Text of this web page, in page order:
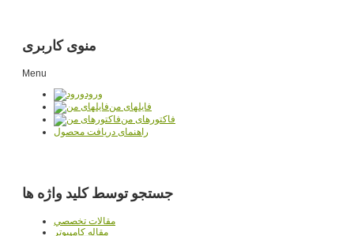
منوی کاربری
Menu
ورود
فایلهای من
فاکتورهای من
راهنمای دریافت محصول
جستجو توسط کلید واژه ها
مقالات تخصصي
مقاله کامپیوتر